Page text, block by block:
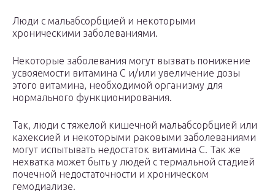
Люди с мальабсорбцией и некоторыми
хроническими заболеваниями.
Некоторые заболевания могут вызвать понижение
усвояемости витамина С и/или увеличение дозы
этого витамина, необходимой организму для
нормального функционирования.
Так, люди с тяжелой кишечной мальабсорбцией или
кахексией и некоторыми раковыми заболеваниями
могут испытывать недостаток витамина С. Так же
нехватка может быть у людей с термальной стадией
почечной недостаточности и хроническом
гемодиализе.